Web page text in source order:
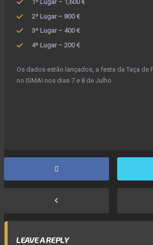
1º Lugar – 1,600 €
2º Lugar – 800 €
3º Lugar – 400 €
4º Lugar – 200 €
Os dados estão lançados, a festa da Taça de
no ISMAI nos dias 7 e 8 de Julho.
LEAVE A REPLY